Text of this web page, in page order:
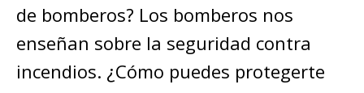
de bomberos? Los bomberos nos
enseñan sobre la seguridad contra
incendios. ¿Cómo puedes protegerte